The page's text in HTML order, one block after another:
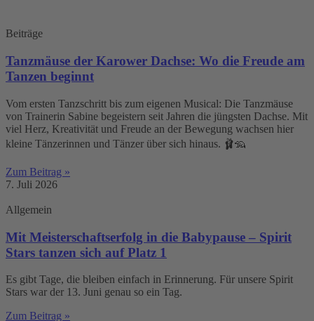
Beiträge
Tanzmäuse der Karower Dachse: Wo die Freude am
Tanzen beginnt
Vom ersten Tanzschritt bis zum eigenen Musical: Die Tanzmäuse
von Trainerin Sabine begeistern seit Jahren die jüngsten Dachse. Mit
viel Herz, Kreativität und Freude an der Bewegung wachsen hier
kleine Tänzerinnen und Tänzer über sich hinaus. 🩰🦡
Zum Beitrag »
7. Juli 2026
Allgemein
Mit Meisterschaftserfolg in die Babypause – Spirit
Stars tanzen sich auf Platz 1
Es gibt Tage, die bleiben einfach in Erinnerung. Für unsere Spirit
Stars war der 13. Juni genau so ein Tag.
Zum Beitrag »